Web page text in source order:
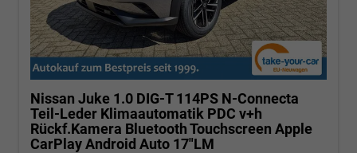
Nissan Juke 1.0 DIG-T 114PS N-Connecta
Teil-Leder Klimaautomatik PDC v+h
Rückf.Kamera Bluetooth Touchscreen Apple
CarPlay Android Auto 17"LM